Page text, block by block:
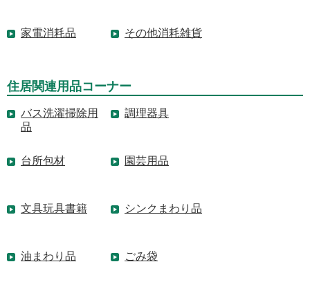
家電消耗品 その他消耗雑貨
住居関連用品コーナー
バス洗濯掃除用
品
調理器具
台所包材 園芸用品
文具玩具書籍 シンクまわり品
油まわり品 ごみ袋